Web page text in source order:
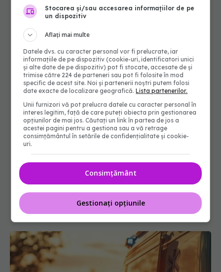
Stocarea și/sau accesarea informațiilor de pe
un dispozitiv
Aflați mai multe
Datele dvs. cu caracter personal vor fi prelucrate, iar
informațiile de pe dispozitiv (cookie-uri, identificatori unici
și alte date de pe dispozitiv) pot fi stocate, accesate de și
trimise către 224 de parteneri sau pot fi folosite în mod
specific de acest site. Noi și partenerii noștri putem folosi
date exacte de localizare geografică.Lista partenerilor.
Unii furnizori vă pot prelucra datele cu caracter personal în
interes legitim, față de care puteți obiecta prin gestionarea
opțiunilor de mai jos. Căutați un link în partea de jos a
acestei pagini pentru a gestiona sau a vă retrage
consimțământul în setările de confidențialitate și cookie-
uri.
Consimțământ
Gestionați opțiunile